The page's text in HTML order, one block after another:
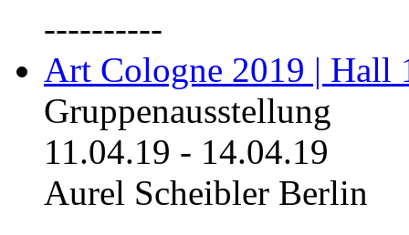
----------
Art Cologne 2019 | Hall
Gruppenausstellung
11.04.19 - 14.04.19
Aurel Scheibler Berlin